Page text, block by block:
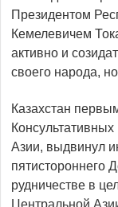
Президентом
Кемелевичем
активно и
своего народа,
Казахстан
Консультативных
Азии, выдвинул
пятистороннего
рудничестве в
Центральной